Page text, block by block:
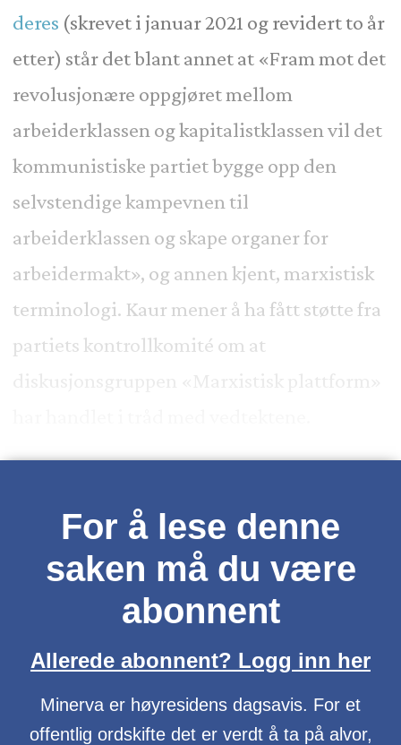
deres (skrevet i januar 2021 og revidert to år
etter) står det blant annet at «Fram mot det
revolusjonære oppgjøret mellom
arbeiderklassen og kapitalistklassen vil det
kommunistiske partiet bygge opp den
selvstendige kampevnen til
arbeiderklassen og skape organer for
arbeidermakt», og annen kjent, marxistisk
terminologi. Kaur mener å ha fått støtte fra
partiets kontrollkomité om at
For å lese denne
saken må du være
abonnent
Allerede abonnent? Logg inn her
Minerva er høyresidens dagsavis. For et
offentlig ordskifte det er verdt å ta på alvor,